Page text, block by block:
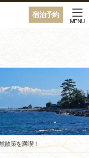
宿泊予約
MENU
散策を満喫！